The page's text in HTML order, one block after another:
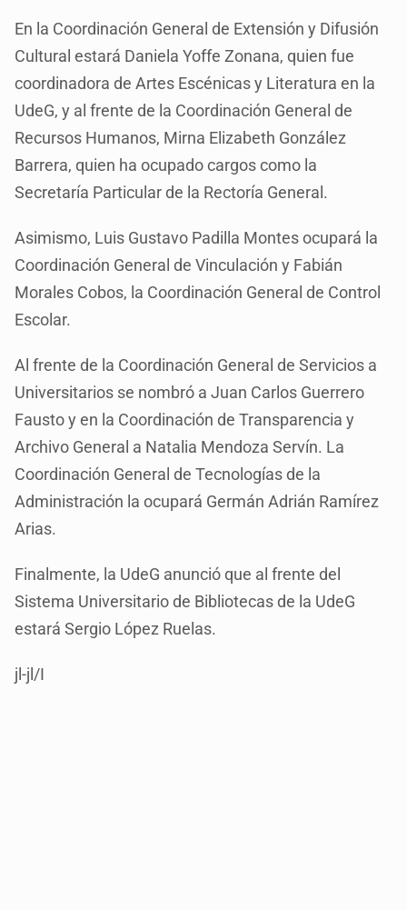
En la Coordinación General de Extensión y Difusión
Cultural estará Daniela Yoffe Zonana, quien fue
coordinadora de Artes Escénicas y Literatura en la
UdeG, y al frente de la Coordinación General de
Recursos Humanos, Mirna Elizabeth González
Barrera, quien ha ocupado cargos como la
Secretaría Particular de la Rectoría General.
Asimismo, Luis Gustavo Padilla Montes ocupará la
Coordinación General de Vinculación y Fabián
Morales Cobos, la Coordinación General de Control
Escolar.
Al frente de la Coordinación General de Servicios a
Universitarios se nombró a Juan Carlos Guerrero
Fausto y en la Coordinación de Transparencia y
Archivo General a Natalia Mendoza Servín. La
Coordinación General de Tecnologías de la
Administración la ocupará Germán Adrián Ramírez
Arias.
Finalmente, la UdeG anunció que al frente del
Sistema Universitario de Bibliotecas de la UdeG
estará Sergio López Ruelas.
jl-jl/I